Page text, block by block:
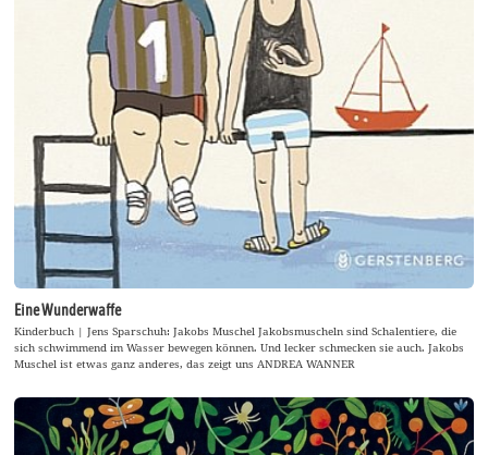
Eine Wunderwaffe
Kinderbuch | Jens Sparschuh: Jakobs Muschel Jakobsmuscheln sind Schalentiere, die
sich schwimmend im Wasser bewegen können. Und lecker schmecken sie auch. Jakobs
Muschel ist etwas ganz anderes, das zeigt uns ANDREA WANNER